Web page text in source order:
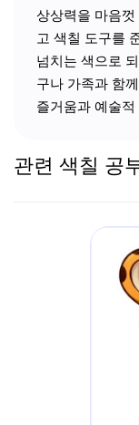
상상력을 마음
고 색칠 도구를
넘치는 색으로
구나 가족과 함
즐거움과 예술
관련 색칠 공